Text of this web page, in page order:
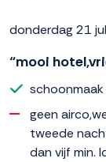
donderdag 21
“mooi
schoonmaak
geen
tweede
dan vijf min.